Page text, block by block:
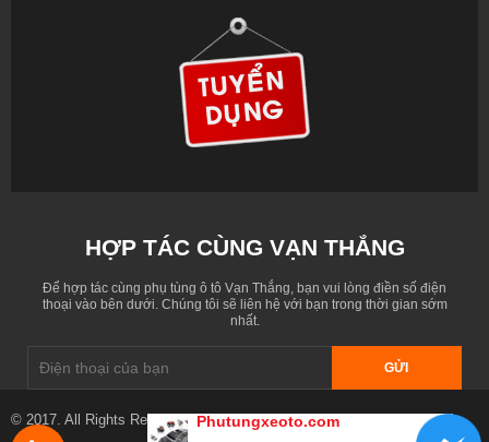
HỢP TÁC CÙNG VẠN THẮNG
Để hợp tác cùng phụ tùng ô tô Vạn Thắng, bạn vui lòng điền số điện
thoại vào bên dưới. Chúng tôi sẽ liên hệ với bạn trong thời gian sớm
nhất.
GỬI
© 2017. All Rights Reserved. Designed byphutungxeoto.com
Phutungxeoto.com